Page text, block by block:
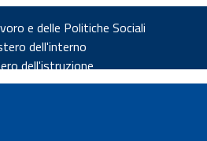
e delle Politiche Sociali
dell'interno
dell'istruzione